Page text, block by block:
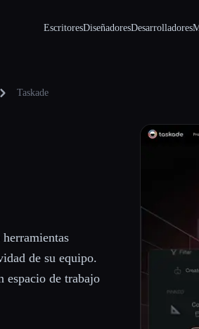
EscritoresDiseñadoresDesarrolladores
Taskade
de su equipo.
espacio de trabajo